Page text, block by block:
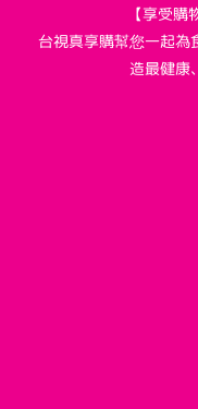
【享受購
台視真享購幫您一起為
造最健康